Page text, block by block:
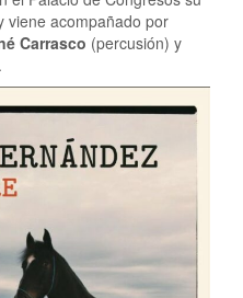
viene acompañado por
Carrasco (percusión) y